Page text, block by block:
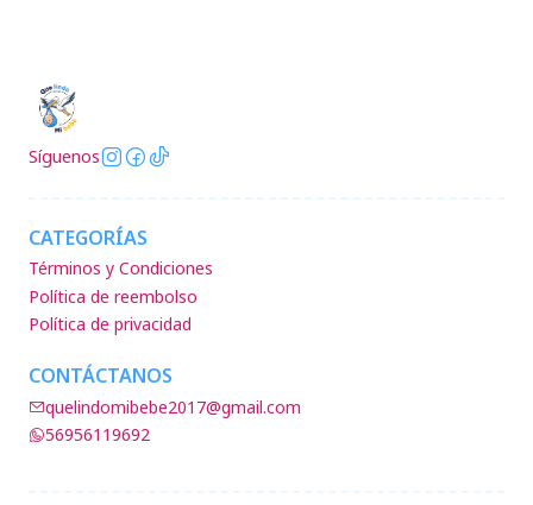
Síguenos
CATEGORÍAS
Términos y Condiciones
Política de reembolso
Política de privacidad
CONTÁCTANOS
quelindomibebe2017@gmail.com
56956119692